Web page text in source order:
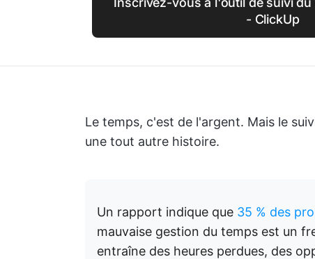
- ClickUp
Le temps, c'est de l'argent. Mais le
une tout autre histoire.
Un rapport indique que 35 % des
mauvaise gestion du temps est un
entraîne des heures perdues, des